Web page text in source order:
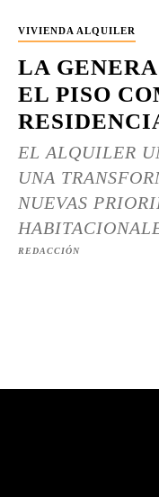
VIVIENDA ALQUILER
LA
EL PISO
EL ALQUILER
UNA
NUEVAS
REDACCIÓN